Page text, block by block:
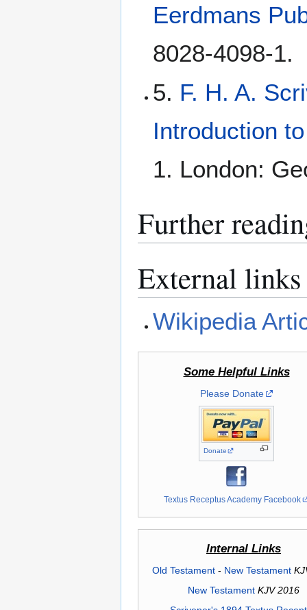
Eerdmans
8028-4098-1.
5. F. H. A.
Introduction
1. London:
Further
External links
Wikipedia
Some Helpful Links
Please Donate
Donate
Textus Receptus Academy Facebook
Internal Links
Old Testament- New Testament
New Testament KJV 2016